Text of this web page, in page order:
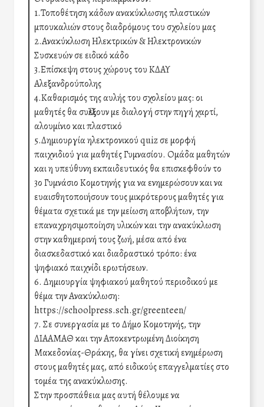
1.Τοποθέτηση κάδων ανακύκλωσης πλαστικών
μπουκαλιών στους διαδρόμους του σχολείου μας
2.Ανακύκλωση Ηλεκτρικών & Ηλεκτρονικών
Συσκευών σε ειδικό κάδο
3.Επίσκεψη στους χώρους του ΚΔΑΥ
Αλεξανδρούπολης
4.Καθαρισμός της αυλής του σχολείου μας: οι
μαθητές θα συλλέξουν με διαλογή στην πηγή χαρτί,
αλουμίνιο και πλαστικό
5.Δημιουργία ηλεκτρονικού quiz σε μορφή
παιχνιδιού για μαθητές Γυμνασίου. Ομάδα μαθητών
και η υπεύθυνη εκπαιδευτικός θα επισκεφθούν το
3ο Γυμνάσιο Κομοτηνής για να ενημερώσουν και να
ευαισθητοποιήσουν τους μικρότερους μαθητές για
θέματα σχετικά με την μείωση αποβλήτων, την
επαναχρησιμοποίηση υλικών και την ανακύκλωση
στην καθημερινή τους ζωή, μέσα από ένα
διασκεδαστικό και διαδραστικό τρόπο: ένα
ψηφιακό παιχνίδι ερωτήσεων.
6. Δημιουργία ψηφιακού μαθητού περιοδικού με
θέμα την Ανακύκλωση:
https://schoolpress.sch.gr/greenteen/
7. Σε συνεργασία με το Δήμο Κομοτηνής, την
ΔΙΑΑΜΑΘ και την Αποκεντρωμένη Διοίκηση
Μακεδονίας-Θράκης, θα γίνει σχετική ενημέρωση
στους μαθητές μας, από ειδικούς επαγγελματίες στο
τομέα της ανακύκλωσης.
Στην προσπάθεια μας αυτή θέλουμε να